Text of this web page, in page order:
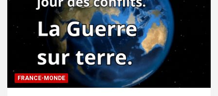
FRANCE-MONDE